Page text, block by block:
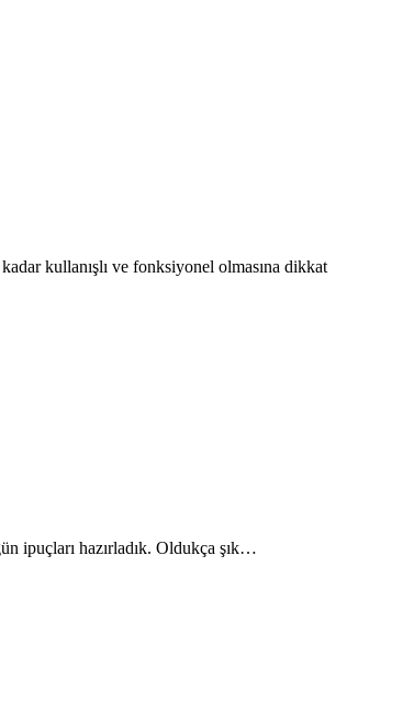
kullanışlı ve fonksiyonel olmasına dikkat
ipuçları hazırladık. Oldukça şık…